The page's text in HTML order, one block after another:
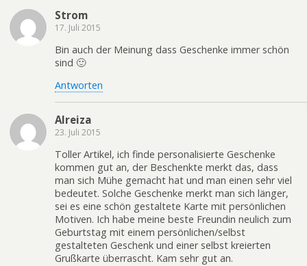
Strom
17. Juli 2015
Bin auch der Meinung dass Geschenke immer schön
sind 🙂
Antworten
Alreiza
23. Juli 2015
Toller Artikel, ich finde personalisierte Geschenke
kommen gut an, der Beschenkte merkt das, dass
man sich Mühe gemacht hat und man einen sehr viel
bedeutet. Solche Geschenke merkt man sich länger,
sei es eine schön gestaltete Karte mit persönlichen
Motiven. Ich habe meine beste Freundin neulich zum
Geburtstag mit einem persönlichen/selbst
gestalteten Geschenk und einer selbst kreierten
Grußkarte überrascht. Kam sehr gut an.